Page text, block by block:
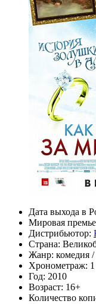
Дата выхода в
Мировая
Дистрибьютор:
Страна:
Жанр: комедия /
Хронометраж:
Год: 2010
Возраст: 16+
Количество